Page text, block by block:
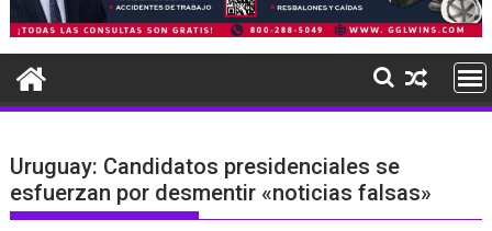
Uruguay: Candidatos presidenciales se
esfuerzan por desmentir «noticias falsas»